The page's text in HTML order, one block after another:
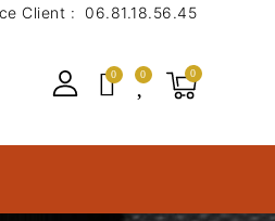
Client : 06.81.18.56.45